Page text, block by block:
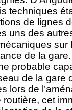
techniques
de lignes
uns des
de la
probable
de la gare
lors de
cet